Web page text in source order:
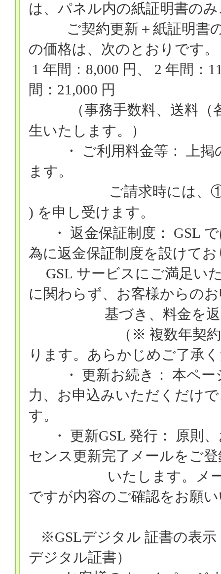
は、パネル内の紙証明書の
ご契約更新＋紙証明書の
の価格は、次のとおりです。
1 年間： 8,000 円、 2 年間：
間： 21,000 円
（事務手数料、送料（
生いたします。）
・ ご利用料金等： 上
ます。
ご請求時には、①
) を申し受けます。
・ 返金保証制度： GSL
為に返金保証制度を設けて
GSL サービスにご満足い
に関わらず、お客様からの
基づき、料金を返金
（※ 複数年契
ります。あらかじめご了承
・ 更新お続き： 本ペ
力、お申込みいただくだけ
す。
・ 更新GSL 発行： 原則
センス更新完了メールをご
いたします。メール
ですが内容のご確認をお願
※GSLデジタル 証書の表
デジタル証書）